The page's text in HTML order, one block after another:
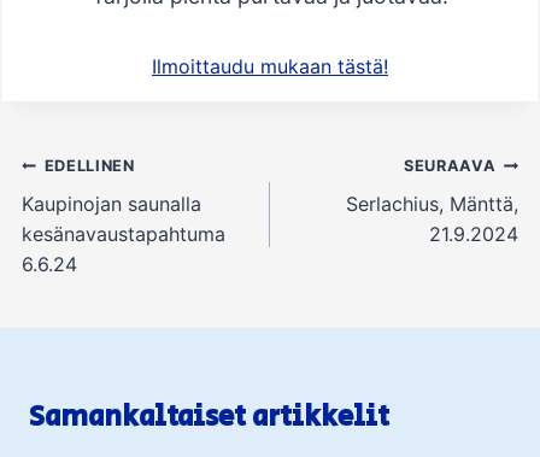
Ilmoittaudu mukaan tästä!
Artikkelien
selaus
EDELLINEN
Kaupinojan saunalla
kesänavaustapahtuma
6.6.24
SEURAAVA
Serlachius, Mänttä,
21.9.2024
Samankaltaiset artikkelit